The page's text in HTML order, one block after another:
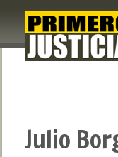
Julio